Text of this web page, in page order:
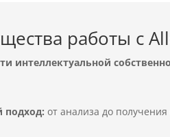
работы с
интеллектуальной
подход: от анализа до получения